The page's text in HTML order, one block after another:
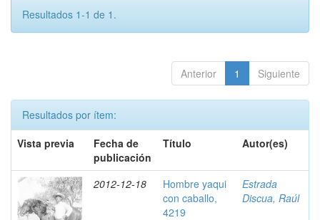
Resultados 1-1 de 1.
Anterior 1 Siguiente
Resultados por ítem:
Vista previa
Fecha de
publicación
Título Autor(es)
2012-12-18
Hombre yaqui
con caballo,
4219
Estrada
Discua, Raúl